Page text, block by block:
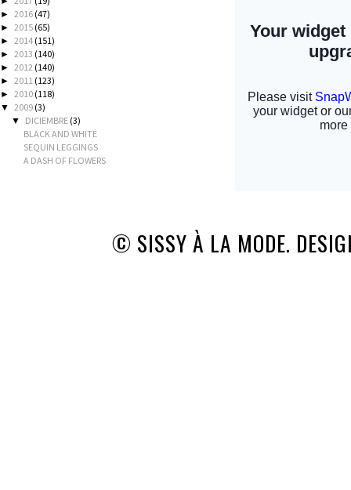
► 2016 (47)
► 2015 (65)
► 2014 (151)
► 2013 (140)
► 2012 (140)
► 2011 (123)
► 2010 (118)
▼ 2009 (3)
▼ DICIEMBRE (3)
BLACK AND WHITE
SEQUIN LEGGINGS
A DASH OF FLOWERS
© SISSY À LA MODE.